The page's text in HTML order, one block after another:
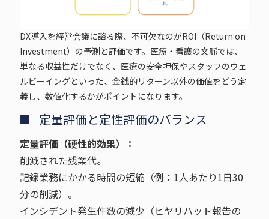
DX導入を経営会議に諮る際、不可欠なのがROI（Return on
Investment）の予測と評価です。医療・看護の文脈では、
単なる収益性だけでなく、医療の安全担保やスタッフのウェ
ルビーイングといった、金銭的リターン以外の価値をどう定
義し、数値化するかがポイントになります。
定量評価と定性評価のバランス
定量評価（硬性的効果）：
削減された残業代。
記録業務にかかる時間の短縮（例：1人あたり1日30
分の削減）。
インシデント発生件数の減少（ヒヤリハット報告の